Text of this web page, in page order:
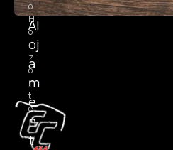
Al
oj
a
m
e
n
t
o
H
o
ri
z
o
n
t
e